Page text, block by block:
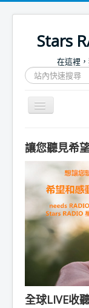
Stars
在這裡
搜
尋
網
文
Toggle
Navigation
首頁
捐款支持
節目表
節目簡介
節目預告
讓您聽見希
全球LIVE收